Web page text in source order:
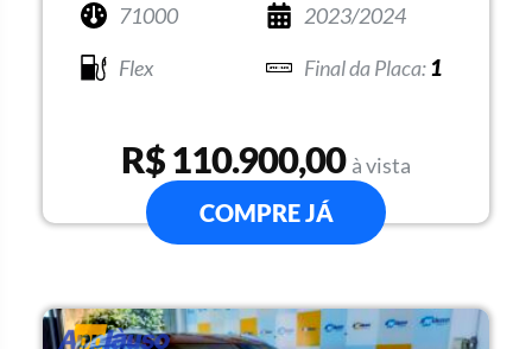
71000
2023/2024
Flex
1
R$ 110.900,00 à vista
COMPRE JÁ